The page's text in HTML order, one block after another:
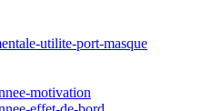
utilite-port-masque
motivation